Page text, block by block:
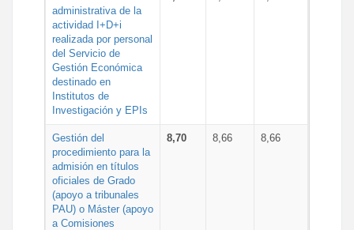
administrativa de la
actividad I+D+i
realizada por personal
del Servicio de
Gestión Económica
destinado en
Institutos de
Investigación y EPIs
Gestión del
procedimiento para la
admisión en títulos
oficiales de Grado
(apoyo a tribunales
PAU) o Máster (apoyo
a Comisiones
8,70 8,66 8,66